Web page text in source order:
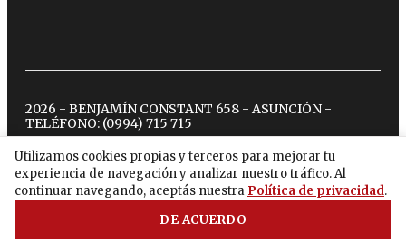
Utilizamos cookies propias y terceros para mejorar tu
experiencia de navegación y analizar nuestro tráfico. Al
continuar navegando, aceptás nuestra Política de privacidad.
DE ACUERDO
2026 - BENJAMÍN CONSTANT 658 - ASUNCIÓN -
TELÉFONO: (0994) 715 715
twitterinstagram
facebook
tiktokyoutubespotify